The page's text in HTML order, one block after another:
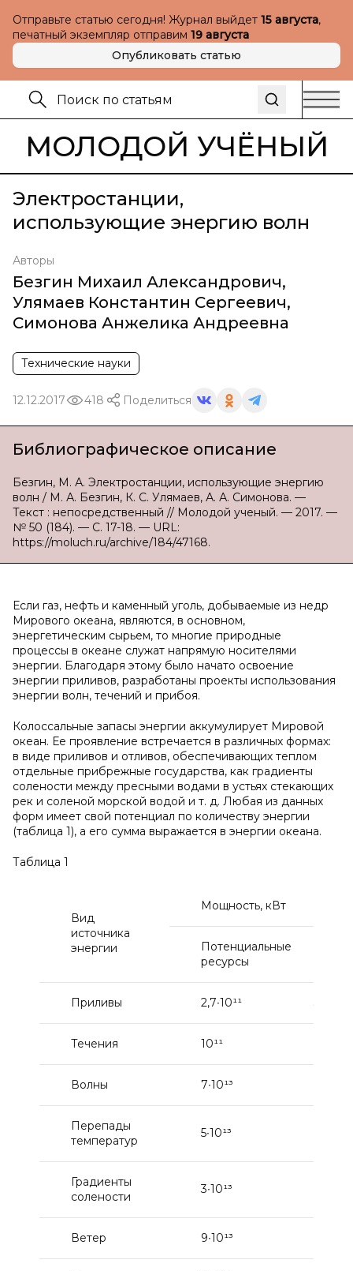
Отправьте статью сегодня! Журнал выйдет 15 августа,
печатный экземпляр отправим 19 августа
Опубликовать статью
МОЛОДОЙ УЧЁНЫЙ
Электростанции,
использующие энергию волн
Авторы
Безгин Михаил Александрович,
Улямаев Константин Сергеевич,
Симонова Анжелика Андреевна
Технические науки
12.12.2017 418 Поделиться
Библиографическое описание
Безгин, М. А. Электростанции, использующие энергию
волн / М. А. Безгин, К. С. Улямаев, А. А. Симонова. —
Текст : непосредственный // Молодой ученый. — 2017. —
№ 50 (184). — С. 17-18. — URL:
https://moluch.ru/archive/184/47168.
Если газ, нефть и каменный уголь, добываемые из недр
Мирового океана, являются, в основном,
энергетическим сырьем, то многие природные
процессы в океане служат напрямую носителями
энергии. Благодаря этому было начато освоение
энергии приливов, разработаны проекты использования
энергии волн, течений и прибоя.
Колоссальные запасы энергии аккумулирует Мировой
океан. Ее проявление встречается в различных формах:
в виде приливов и отливов, обеспечивающих теплом
отдельные прибрежные государства, как градиенты
солености между пресными водами в устьях стекающих
рек и соленой морской водой и т. д. Любая из данных
форм имеет свой потенциал по количеству энергии
(таблица 1), а его сумма выражается в энергии океана.
Таблица 1
Вид
источника
энергии
Мощность, кВт
Потенциальные
ресурсы
Приливы 2,7∙10¹¹
Течения 10¹¹
Волны 7∙10¹³
Перепады
температур
5∙10¹³
Градиенты
солености
3∙10¹³
Ветер 9∙10¹³